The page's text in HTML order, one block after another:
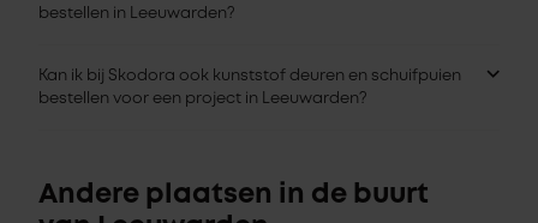
bestellen in Leeuwarden?
Kan ik bij Skodora ook kunststof deuren en schuifpuien
bestellen voor een project in Leeuwarden?
Andere plaatsen in de buurt